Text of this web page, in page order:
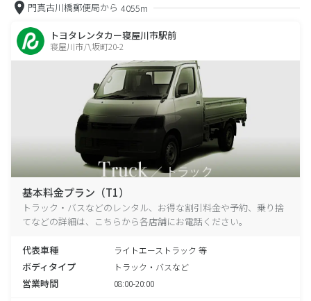
門真古川橋郵便局から 4055m
トヨタレンタカー寝屋川市駅前
寝屋川市八坂町20-2
基本料金プラン（T1）
トラック・バスなどのレンタル、お得な割引料金や予約、乗り捨
てなどの詳細は、こちらから各店舗にお電話ください。
代表車種 ライトエーストラック 等
ボディタイプ トラック・バスなど
営業時間 08:00-20:00